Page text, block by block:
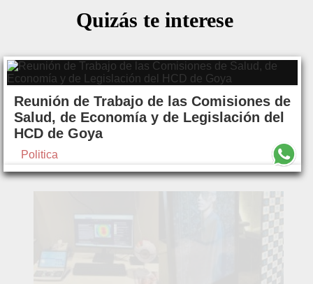
Quizás te interese
Reunión de Trabajo de las Comisiones de
Salud, de Economía y de Legislación del
HCD de Goya
Politica